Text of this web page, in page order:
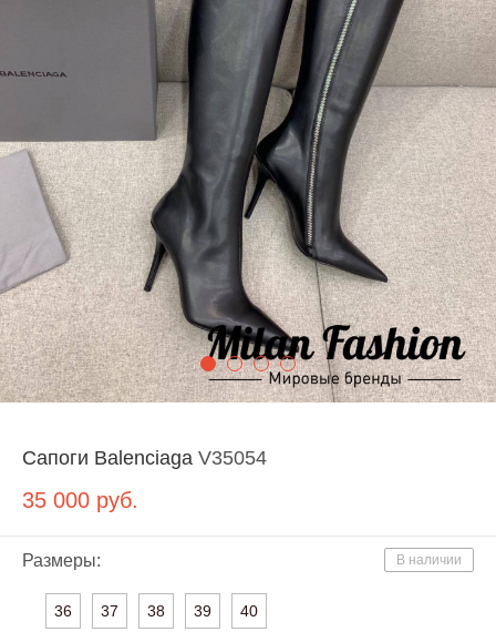
Сапоги Balenciaga V35054
35 000 руб.
В наличии
Размеры:
36 37 38 39 40